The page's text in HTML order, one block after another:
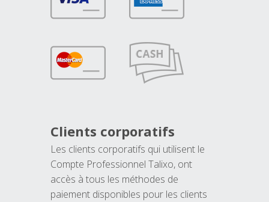
Clients corporatifs
Les clients corporatifs qui utilisent le
Compte Professionnel Talixo, ont
accès à tous les méthodes de
paiement disponibles pour les clients